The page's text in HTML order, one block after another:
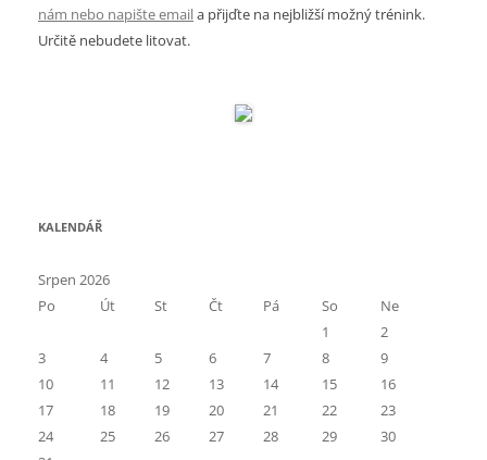
nám nebo napište emaila přijďte na nejbližší možný trénink.
Určitě nebudete litovat.
KALENDÁŘ
Srpen 2026
Po
Út St Čt Pá So
Ne
1
2
3
4 5 6 7 8
9
10
11 12 13 14 15
16
17
18 19 20 21 22
23
24
25 26 27 28 29
30